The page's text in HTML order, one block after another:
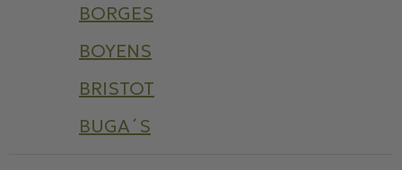
BORGES
BOYENS
BRISTOT
BUGA´S